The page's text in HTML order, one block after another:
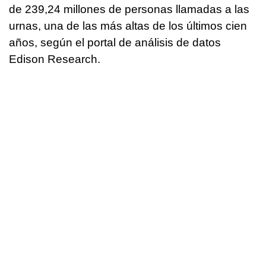
de 239,24 millones de personas llamadas a las
urnas, una de las más altas de los últimos cien
años, según el portal de análisis de datos
Edison Research.